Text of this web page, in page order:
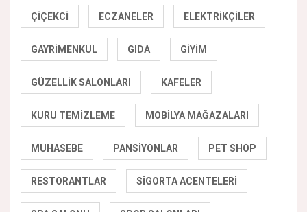
ÇIÇEKCI ECZANELER ELEKTRIKÇILER
GAYRIMENKUL GIDA GIYIM
GÜZELLIK SALONLARI KAFELER
KURU TEMIZLEME MOBILYA MAĞAZALARI
MUHASEBE PANSIYONLAR PET SHOP
RESTORANTLAR SIGORTA ACENTELERI